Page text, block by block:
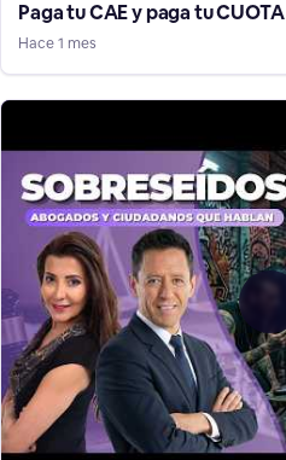
Paga tu CAE y paga tu CUOTA
Hace 1 mes